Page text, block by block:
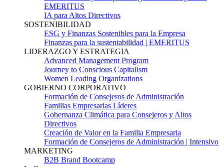
EMERITUS
IA para Altos Directivos
SOSTENIBILIDAD
ESG y Finanzas Sostenibles para la Empresa
Finanzas para la sustentabilidad | EMERITUS
LIDERAZGO Y ESTRATEGIA
Advanced Management Program
Journey to Conscious Capitalism
Women Leading Organizations
GOBIERNO CORPORATIVO
Formación de Consejeros de Administración
Familias Empresarias Líderes
Gobernanza Climática para Consejeros y Altos
Directivos
Creación de Valor en la Familia Empresaria
Formación de Consejeros de Administración | Intensivo
MARKETING
B2B Brand Bootcamp